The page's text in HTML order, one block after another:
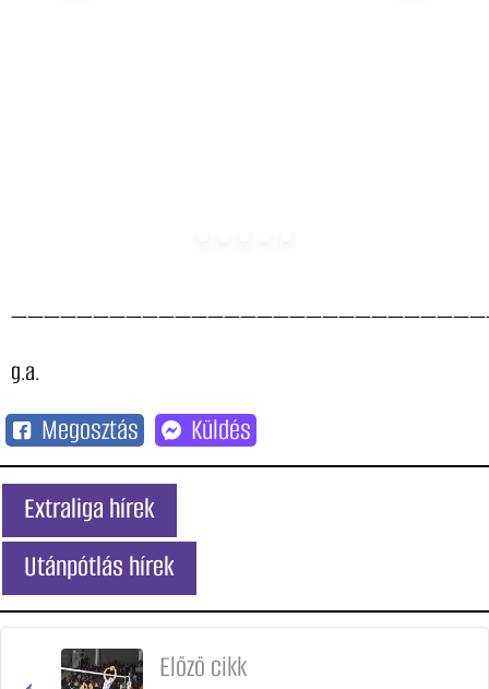
g.a.
Megosztás Küldés
Extraliga hírek
Utánpótlás hírek
Előző cikk